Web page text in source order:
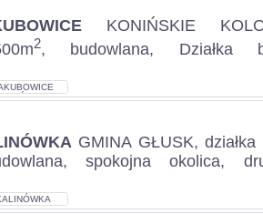
KONIŃSKIE
2, budowlana, Działka
c.300zł/...
GMINA GŁUSK, działka
spokojna okolica,